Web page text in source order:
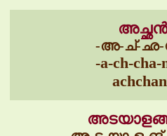
അച്ഛൻ
-അ-ച്-
-a-ch-cha-
achchan